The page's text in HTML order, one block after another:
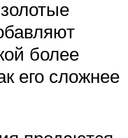
более
его сложнее